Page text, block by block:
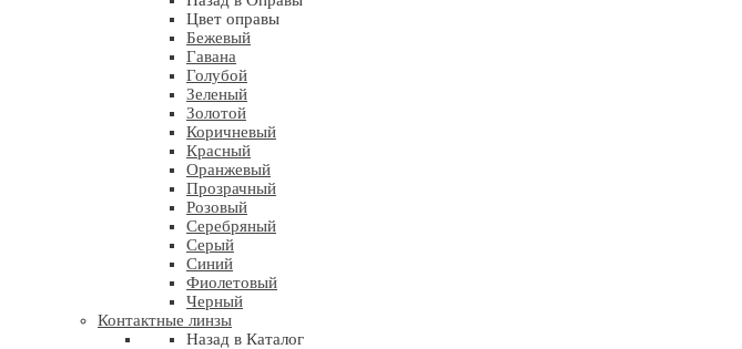
Цвет оправы
Бежевый
Гавана
Голубой
Зеленый
Золотой
Коричневый
Красный
Оранжевый
Прозрачный
Розовый
Серебряный
Серый
Синий
Фиолетовый
Черный
Контактные линзы
Назад в Каталог